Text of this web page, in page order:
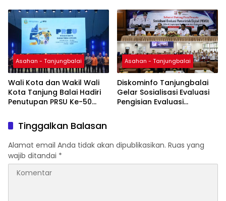
Asahan - Tanjungbalai
Wali Kota dan Wakil Wali
Kota Tanjung Balai Hadiri
Penutupan PRSU Ke-50
Asahan - Tanjungbalai
Diskominfo Tanjungbalai
Gelar Sosialisasi Evaluasi
Pengisian Evaluasi
Tinggalkan Balasan
Alamat email Anda tidak akan dipublikasikan. Ruas yang
wajib ditandai *